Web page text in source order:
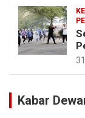
Kabar